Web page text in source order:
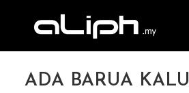
ADA BARUA